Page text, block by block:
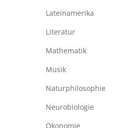
Lateinamerika
Literatur
Mathematik
Musik
Naturphilosophie
Neurobiologie
Ökonomie